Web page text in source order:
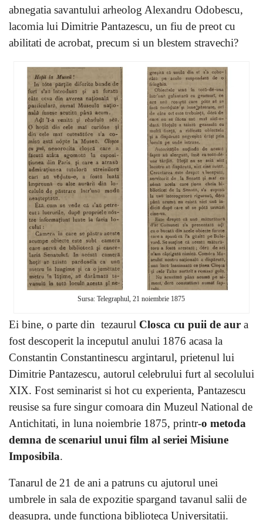
abnegatia savantului arheolog Alexandru Odobescu,
lacomia lui Dimitrie Pantazescu, un fiu de preot cu
abilitati de acrobat, precum si un blestem stravechi?
Sursa: Telegraphul, 21 noiembrie 1875
Ei bine, o parte din tezaurul Closca cu puii de aur a
fost descoperit la inceputul anului 1876 acasa la
Constantin Constantinescu argintarul, prietenul lui
Dimitrie Pantazescu, autorul celebrului furt al secolului
XIX. Fost seminarist si hot cu experienta, Pantazescu
reusise sa fure singur comoara din Muzeul National de
Antichitati, in luna noiembrie 1875, printr-o metoda
demna de scenariul unui film al seriei Misiune
Imposibila.
Tanarul de 21 de ani a patruns cu ajutorul unei
umbrele in sala de expozitie spargand tavanul salii de
deasupra, unde functiona biblioteca Universitatii.